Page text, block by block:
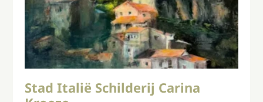
Stad Italië Schilderij Carina